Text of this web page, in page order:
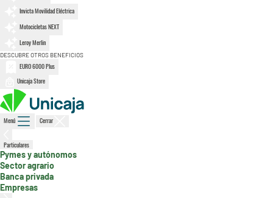
Invicta Movilidad Eléctrica
Motocicletas NEXT
Leroy Merlin
DESCUBRE OTROS BENEFICIOS
EURO 6000 Plus
Unicaja Store
Menú Cerrar
Particulares
Pymes y autónomos
Sector agrario
Banca privada
Empresas